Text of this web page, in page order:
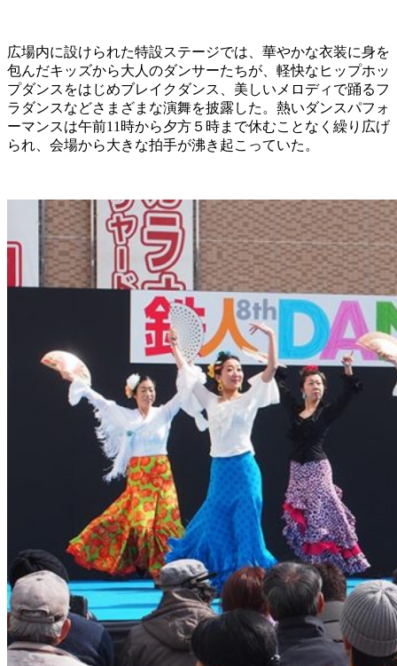
広場内に設けられた特設ステージでは、華やかな衣装に身を
包んだキッズから大人のダンサーたちが、軽快なヒップホッ
プダンスをはじめブレイクダンス、美しいメロディで踊るフ
ラダンスなどさまざまな演舞を披露した。熱いダンスパフォ
ーマンスは午前11時から夕方５時まで休むことなく繰り広げ
られ、会場から大きな拍手が沸き起こっていた。